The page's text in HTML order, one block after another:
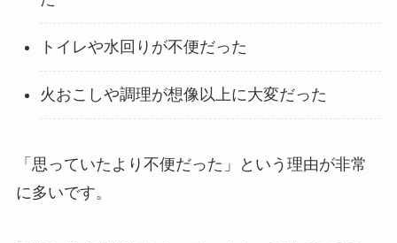
トイレや水回りが不便だった
火おこしや調理が想像以上に大変だった
「思っていたより不便だった」という理由が非常
に多いです。